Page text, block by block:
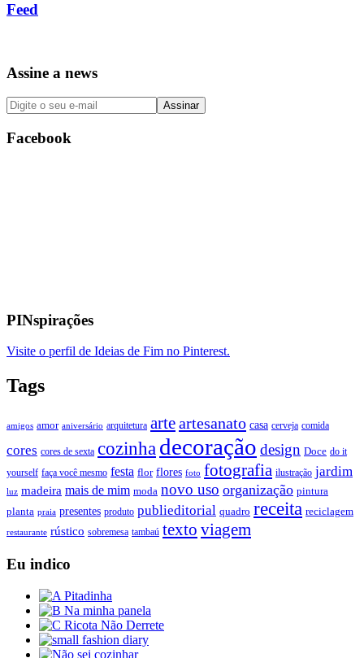
Feed
Assine a news
Facebook
PINspirações
Visite o perfil de Ideias de Fim no Pinterest.
Tags
amigos amor aniversário arquitetura arteartesanato casa cerveja comida
cores cores de sexta cozinha decoração design Doce do it
yourself faça você mesmo festa flor flores foto fotografia ilustração jardim
luz madeira mais de mim moda novo uso organização pintura
planta praia presentes produto publieditorial quadro receita reciclagem
restaurante rústico sobremesa tambaú texto viagem
Eu indico